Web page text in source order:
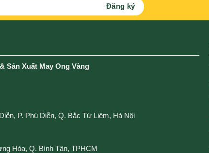
Sản Xuất May Ong Vàng
P. Phú Diễn, Q. Bắc Từ Liêm, Hà Nội
Hòa, Q. Bình Tân, TPHCM